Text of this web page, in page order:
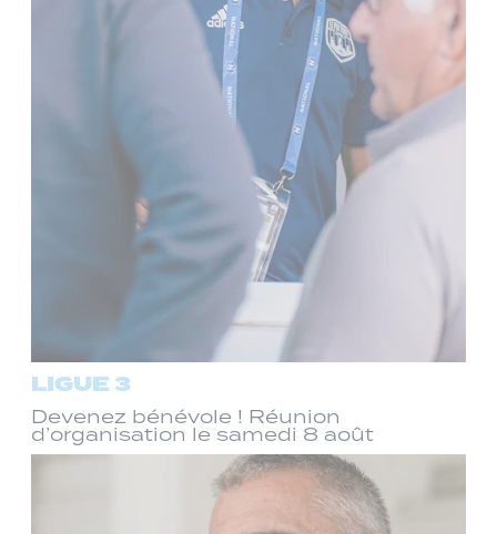
LIGUE 3
Devenez bénévole ! Réunion
d’organisation le samedi 8 août